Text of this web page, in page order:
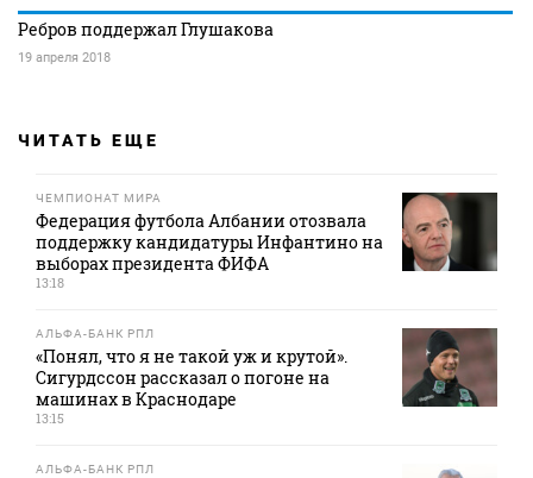
Ребров поддержал Глушакова
19 апреля 2018
ЧИТАТЬ ЕЩЕ
ЧЕМПИОНАТ МИРА
Федерация футбола Албании отозвала
поддержку кандидатуры Инфантино на
выборах президента ФИФА
13:18
АЛЬФА-БАНК РПЛ
«Понял, что я не такой уж и крутой».
Сигурдссон рассказал о погоне на
машинах в Краснодаре
13:15
АЛЬФА-БАНК РПЛ